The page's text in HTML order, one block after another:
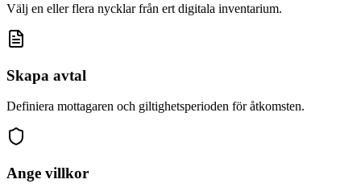
Välj en eller flera nycklar från ert digitala inventarium.
Skapa avtal
Definiera mottagaren och giltighetsperioden för åtkomsten.
Ange villkor